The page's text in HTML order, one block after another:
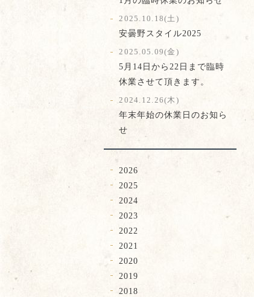
2025.10.18(土)
安曇野スタイル2025
2025.05.09(金)
5月14日から22日まで臨時
休業させて頂きます。
2024.12.26(木)
年末年始の休業日のお知ら
せ
2026
2025
2024
2023
2022
2021
2020
2019
2018